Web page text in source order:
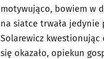
motywująco, bowiem w
na siatce trwała jedynie
Solarewicz
się okazało, opiekun